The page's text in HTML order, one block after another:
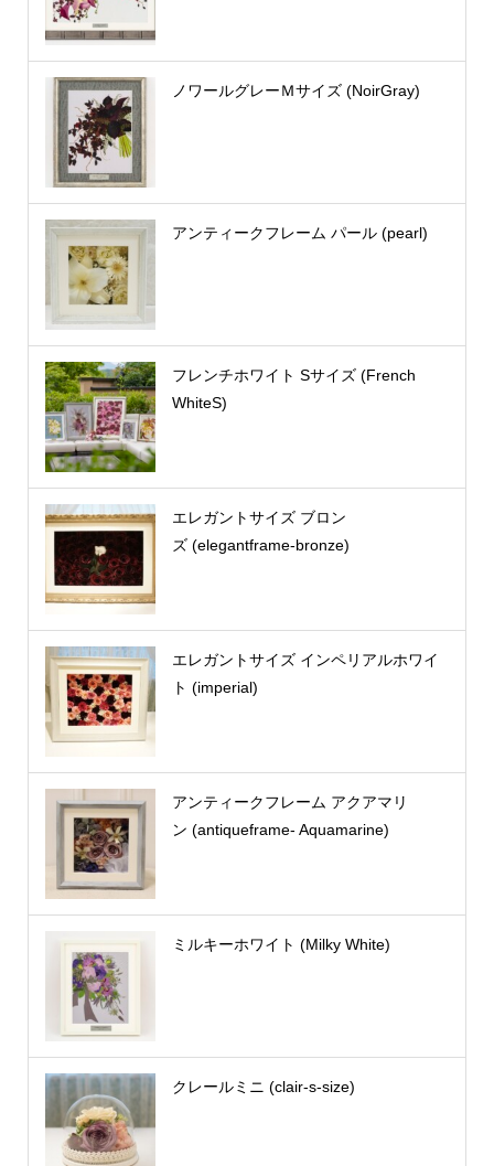
ノワールグレーＭサイズ (NoirGray)
アンティークフレーム パール (pearl)
フレンチホワイト Sサイズ (French
WhiteS)
エレガントサイズ ブロン
ズ (elegantframe-bronze)
エレガントサイズ インペリアルホワイ
ト (imperial)
アンティークフレーム アクアマリ
ン (antiqueframe- Aquamarine)
ミルキーホワイト (Milky White)
クレールミニ (clair-s-size)